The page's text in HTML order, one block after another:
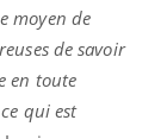
moyen de
de savoir
en toute
qui est